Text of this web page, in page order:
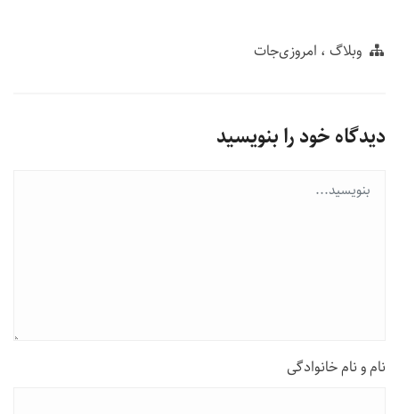
وبلاگ امروزی‌‌جات
دیدگاه خود را بنویسید
نام و نام خانوادگی